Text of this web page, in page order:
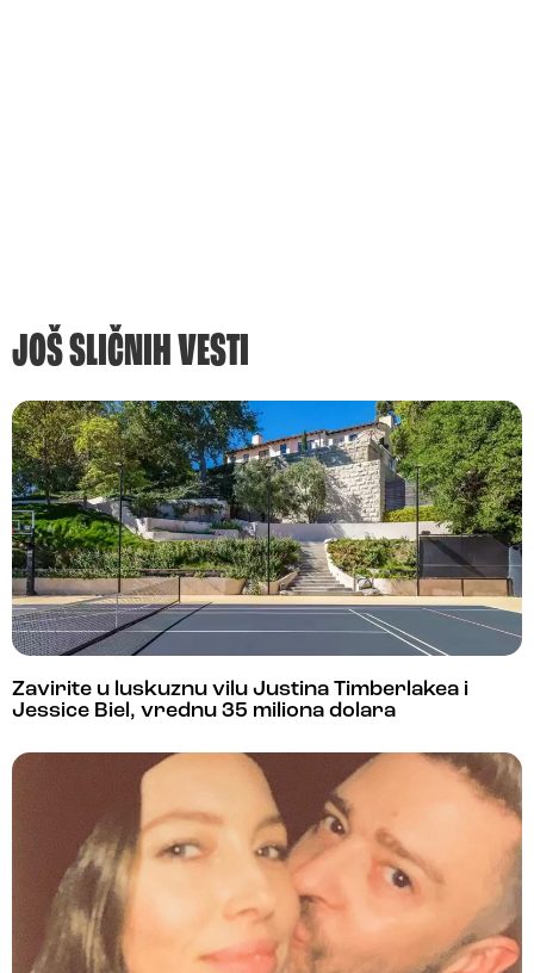
JOŠ SLIČNIH VESTI
Zavirite u luskuznu vilu Justina Timberlakea i
Jessice Biel, vrednu 35 miliona dolara